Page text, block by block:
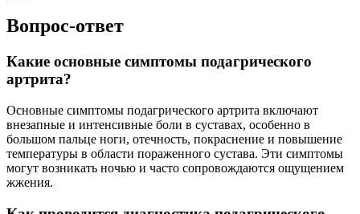
Вопрос-ответ
Какие основные симптомы подагрического
артрита?
Основные симптомы подагрического артрита включают
внезапные и интенсивные боли в суставах, особенно в
большом пальце ноги, отечность, покраснение и повышение
температуры в области пораженного сустава. Эти симптомы
могут возникать ночью и часто сопровождаются ощущением
жжения.